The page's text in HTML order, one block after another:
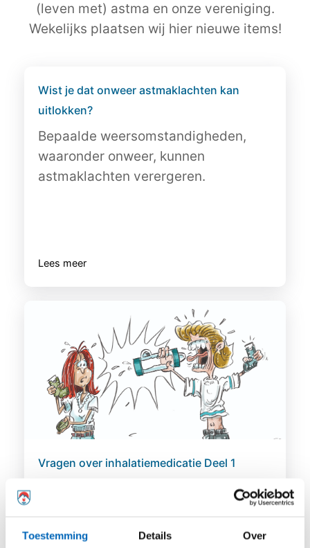
Toestemming Details Over
(leven met) astma en onze vereniging.
Wekelijks plaatsen wij hier nieuwe items!
Wist je dat onweer astmaklachten kan
uitlokken?
Bepaalde weersomstandigheden,
waaronder onweer, kunnen
astmaklachten verergeren.
Lees meer
Vragen over inhalatiemedicatie Deel 1
We ontvingen de afgelopen periode
inhalatiemedicatie een aantal